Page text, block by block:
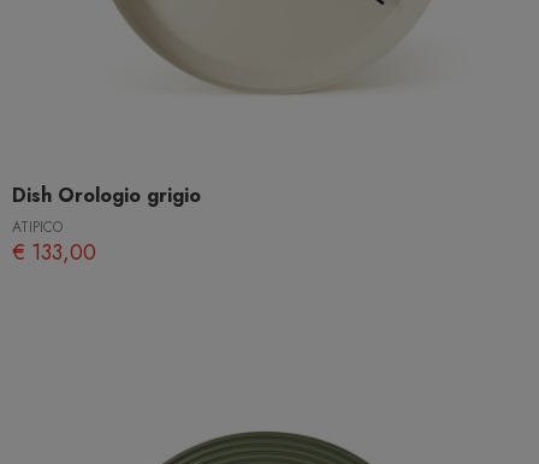
Dish Orologio grigio
ATIPICO
€ 133,00